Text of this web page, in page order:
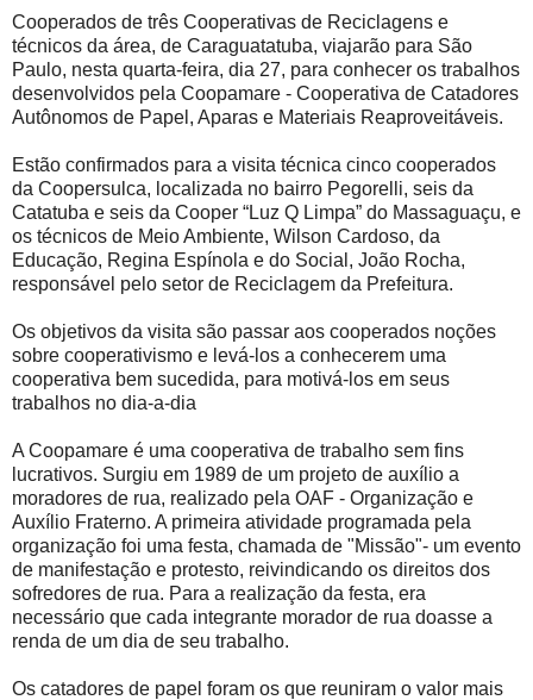
Cooperados de três Cooperativas de Reciclagens e
técnicos da área, de Caraguatatuba, viajarão para São
Paulo, nesta quarta-feira, dia 27, para conhecer os trabalhos
desenvolvidos pela Coopamare - Cooperativa de Catadores
Autônomos de Papel, Aparas e Materiais Reaproveitáveis.
Estão confirmados para a visita técnica cinco cooperados
da Coopersulca, localizada no bairro Pegorelli, seis da
Catatuba e seis da Cooper “Luz Q Limpa” do Massaguaçu, e
os técnicos de Meio Ambiente, Wilson Cardoso, da
Educação, Regina Espínola e do Social, João Rocha,
responsável pelo setor de Reciclagem da Prefeitura.
Os objetivos da visita são passar aos cooperados noções
sobre cooperativismo e levá-los a conhecerem uma
cooperativa bem sucedida, para motivá-los em seus
trabalhos no dia-a-dia
A Coopamare é uma cooperativa de trabalho sem fins
lucrativos. Surgiu em 1989 de um projeto de auxílio a
moradores de rua, realizado pela OAF - Organização e
Auxílio Fraterno. A primeira atividade programada pela
organização foi uma festa, chamada de "Missão"- um evento
de manifestação e protesto, reivindicando os direitos dos
sofredores de rua. Para a realização da festa, era
necessário que cada integrante morador de rua doasse a
renda de um dia de seu trabalho.
Os catadores de papel foram os que reuniram o valor mais